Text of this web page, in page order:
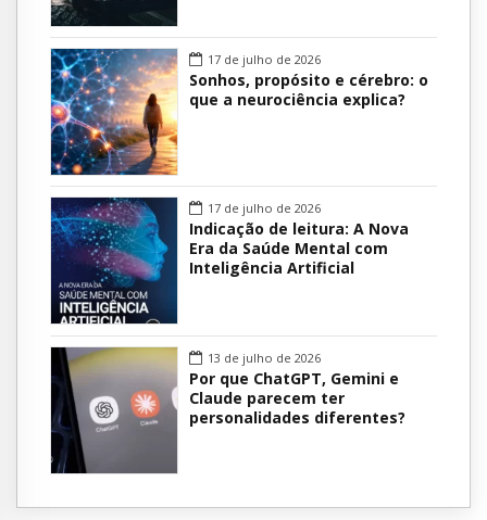
17 de julho de 2026
Sonhos, propósito e cérebro: o
que a neurociência explica?
17 de julho de 2026
Indicação de leitura: A Nova
Era da Saúde Mental com
Inteligência Artificial
13 de julho de 2026
Por que ChatGPT, Gemini e
Claude parecem ter
personalidades diferentes?